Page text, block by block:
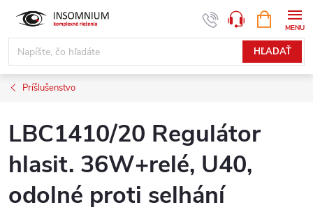
obsah
HĽADAŤ
KOŠÍK
Príšlušenstvo
LBC1410/20 Regulátor
hlasit. 36W+relé, U40,
odolné proti selhání
www.insomnium.sk - Chat